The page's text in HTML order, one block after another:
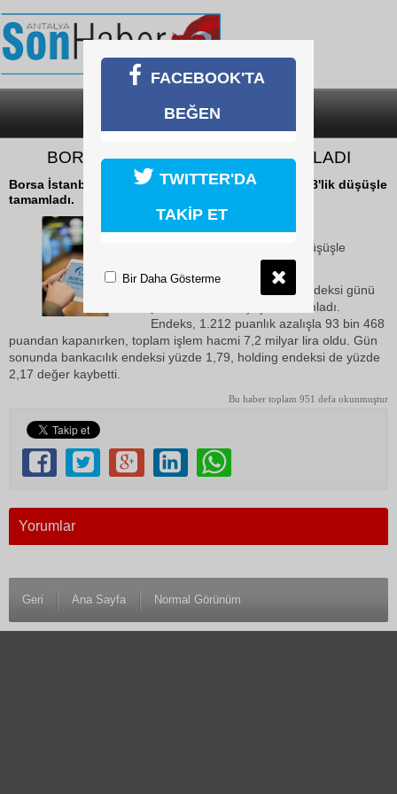
SON DAKİKA
BORSA GÜNÜ DÜŞÜŞLE TAMAMLADI
Borsa İstanbul 100 (BIST) endeksi günü yüzde 1,28'lik düşüşle
tamamladı.
23 Ekim 2018 Salı 18:28
Borsa, günü yüzde 1,28'lik düşüşle
Borsa İstanbul 100 (BIST) endeksi günü
yüzde 1,28'lik düşüşle tamamladı.
Endeks, 1.212 puanlık azalışla 93 bin 468
puandan kapanırken, toplam işlem hacmi 7,2 milyar lira oldu. Gün
sonunda bankacılık endeksi yüzde 1,79, holding endeksi de yüzde
2,17 değer kaybetti.
Bu haber toplam 951 defa okunmuştur
Yorumlar
Geri Ana Sayfa Normal Görünüm
FACEBOOK'TA
BEĞEN
TWITTER'DA
TAKİP ET
Bir Daha Gösterme